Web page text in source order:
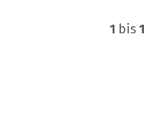
1 bis 1